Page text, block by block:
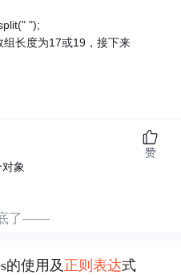
");
长度为17或19，接下来
象
赞
了——
的使用及正则表达式